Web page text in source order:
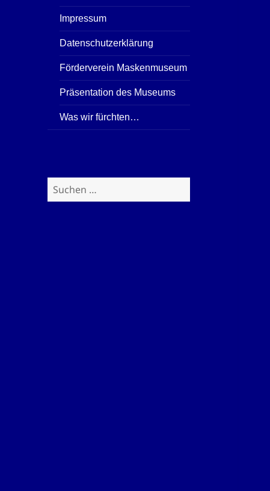
Impressum
Datenschutzerklärung
Förderverein Maskenmuseum
Präsentation des Museums
Was wir fürchten…
Suchen